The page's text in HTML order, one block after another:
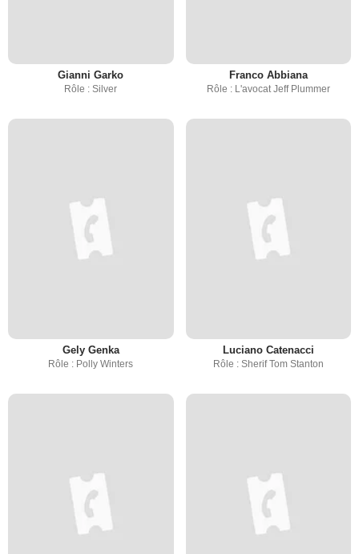
Gianni Garko
Rôle : Silver
Franco Abbiana
Rôle : L'avocat Jeff Plummer
Gely Genka
Rôle : Polly Winters
Luciano Catenacci
Rôle : Sherif Tom Stanton